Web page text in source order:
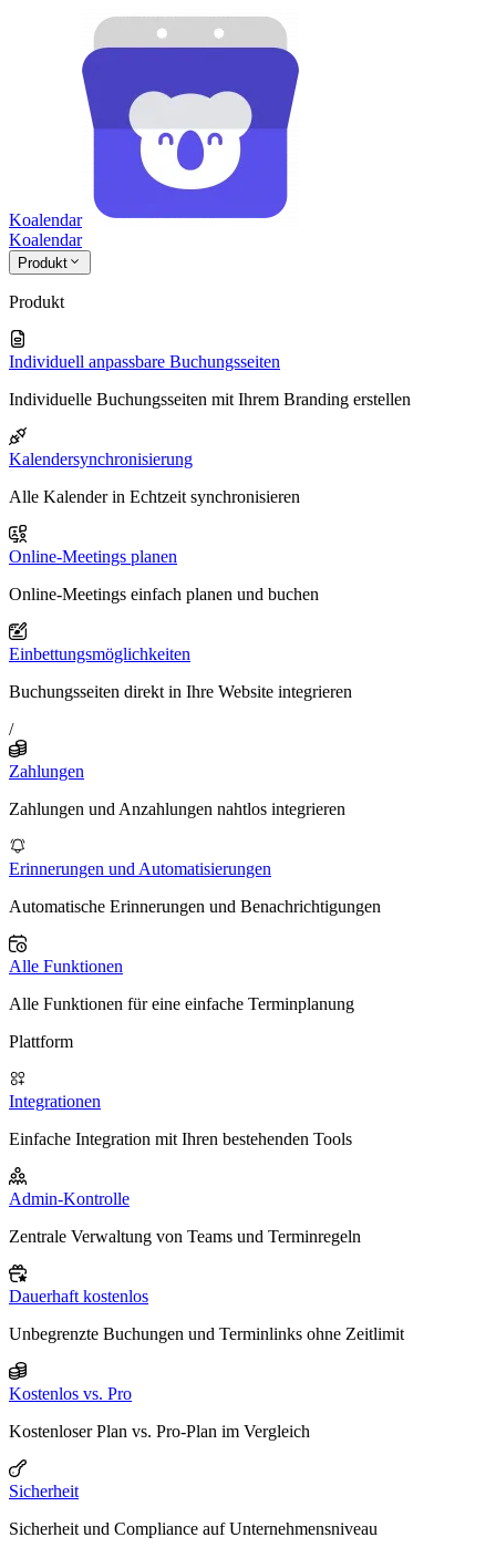
Koalendar
Koalendar
Produkt
Produkt
Individuell anpassbare Buchungsseiten
Individuelle Buchungsseiten mit Ihrem Branding erstellen
Kalendersynchronisierung
Alle Kalender in Echtzeit synchronisieren
Online-Meetings planen
Online-Meetings einfach planen und buchen
Einbettungsmöglichkeiten
Buchungsseiten direkt in Ihre Website integrieren
/
Zahlungen
Zahlungen und Anzahlungen nahtlos integrieren
Erinnerungen und Automatisierungen
Automatische Erinnerungen und Benachrichtigungen
Alle Funktionen
Alle Funktionen für eine einfache Terminplanung
Plattform
Integrationen
Einfache Integration mit Ihren bestehenden Tools
Admin-Kontrolle
Zentrale Verwaltung von Teams und Terminregeln
Dauerhaft kostenlos
Unbegrenzte Buchungen und Terminlinks ohne Zeitlimit
Kostenlos vs. Pro
Kostenloser Plan vs. Pro-Plan im Vergleich
Sicherheit
Sicherheit und Compliance auf Unternehmensniveau